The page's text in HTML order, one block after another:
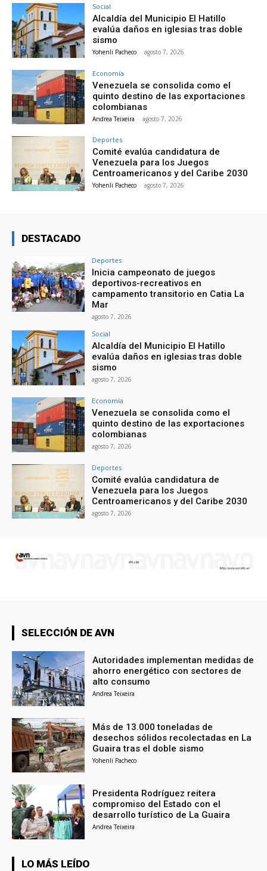
Social
Alcaldía del Municipio El Hatillo
evalúa daños en iglesias tras doble
sismo
Yohenli Pacheco - agosto 7, 2026
Economía
Venezuela se consolida como el
quinto destino de las exportaciones
colombianas
Andrea Teixeira - agosto 7, 2026
Deportes
Comité evalúa candidatura de
Venezuela para los Juegos
Centroamericanos y del Caribe 2030
Yohenli Pacheco - agosto 7, 2026
DESTACADO
Deportes
Inicia campeonato de juegos
deportivos-recreativos en
campamento transitorio en Catia La
Mar
agosto 7, 2026
Social
Alcaldía del Municipio El Hatillo
evalúa daños en iglesias tras doble
sismo
agosto 7, 2026
Economía
Venezuela se consolida como el
quinto destino de las exportaciones
colombianas
agosto 7, 2026
Deportes
Comité evalúa candidatura de
Venezuela para los Juegos
Centroamericanos y del Caribe 2030
agosto 7, 2026
SELECCIÓN DE AVN
Autoridades implementan medidas de
ahorro energético con sectores de
alto consumo
Andrea Teixeira
Más de 13.000 toneladas de
desechos sólidos recolectadas en La
Guaira tras el doble sismo
Yohenli Pacheco
Presidenta Rodríguez reitera
compromiso del Estado con el
desarrollo turístico de La Guaira
Andrea Teixeira
LO MÁS LEÍDO